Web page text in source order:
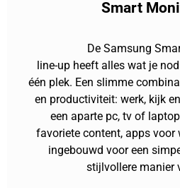
Smart
De Samsung
line-up heeft alles wat je
één plek. Een slimme
en productiviteit: werk, kijk
een aparte pc, tv of
favoriete content, apps voor
ingebouwd voor een
stijlvollere manier